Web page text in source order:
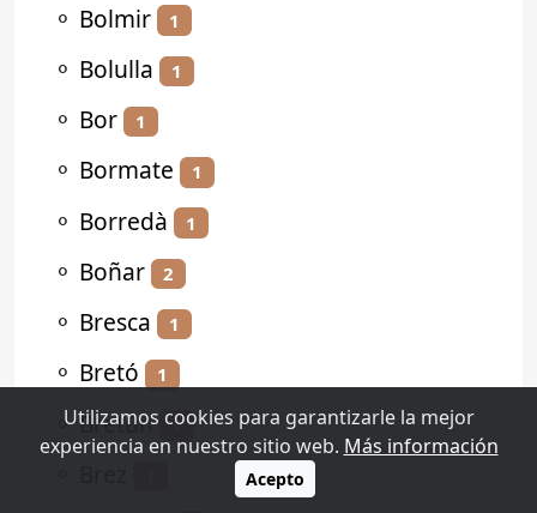
⚬ Bolmir 1
⚬ Bolulla 1
⚬ Bor 1
⚬ Bormate 1
⚬ Borredà 1
⚬ Boñar 2
⚬ Bresca 1
⚬ Bretó 1
⚬Bretún 1
Utilizamos cookies para garantizarle la mejor
experiencia en nuestro sitio web. Más información
Acepto